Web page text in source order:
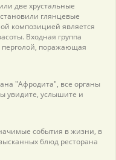
две хрустальные
глянцевые
композицией является
Входная группа
перголой, поражающая
"Афродита", все органы
увидите, услышите и
события в жизни, в
блюд ресторана